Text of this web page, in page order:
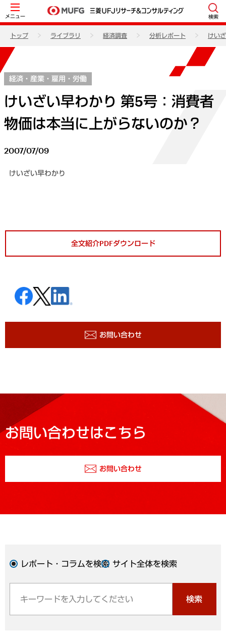
メニュー 検索
トップ ライブラリ 経済調査 分析レポート けい
経済・産業・雇用・労働
けいざい早わかり 第5号：消費者
物価は本当に上がらないのか？
2007/07/09
けいざい早わかり
全文紹介PDFダウンロード
お問い合わせ
お問い合わせはこちら
お問い合わせ
レポート・コラムを検索 サイト全体を検索
検索